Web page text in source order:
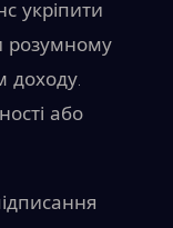
укріпити
розумному
доходу.
або